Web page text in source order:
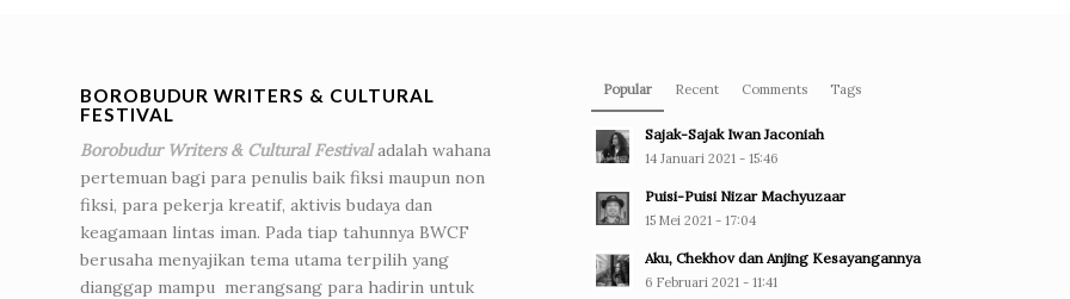
BOROBUDUR WRITERS & CULTURAL
FESTIVAL
Borobudur Writers & Cultural Festivaladalah wahana
pertemuan bagi para penulis baik fiksi maupun non
fiksi, para pekerja kreatif, aktivis budaya dan
keagamaan lintas iman. Pada tiap tahunnya BWCF
berusaha menyajikan tema utama terpilih yang
dianggap mampu merangsang para hadirin untuk
Popular Recent Comments Tags
Sajak-Sajak Iwan Jaconiah
14 Januari 2021 - 15:46
Puisi-Puisi Nizar Machyuzaar
15 Mei 2021 - 17:04
Aku, Chekhov dan Anjing Kesayangannya
6 Februari 2021 - 11:41